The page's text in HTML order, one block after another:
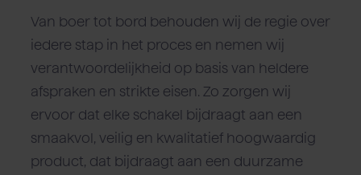
Van boer tot bord behouden wij de regie over
iedere stap in het proces en nemen wij
verantwoordelijkheid op basis van heldere
afspraken en strikte eisen. Zo zorgen wij
ervoor dat elke schakel bijdraagt aan een
smaakvol, veilig en kwalitatief hoogwaardig
product, dat bijdraagt aan een duurzame